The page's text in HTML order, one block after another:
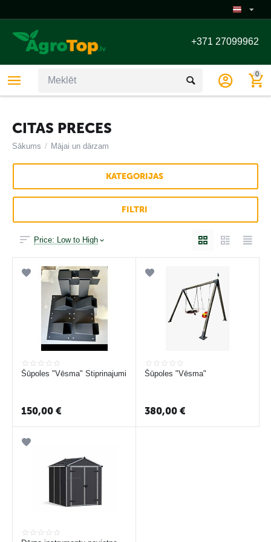
+371 27099962
0
CITAS PRECES
Sākums / Mājai un dārzam
KATEGORIJAS
FILTRI
Price: Low to High
Šūpoles "Vēsma" Stiprinajumi
150,00 €
Šūpoles "Vēsma"
380,00 €